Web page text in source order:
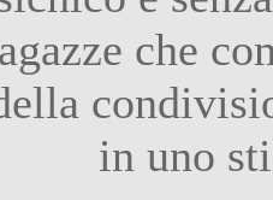
che
in uno